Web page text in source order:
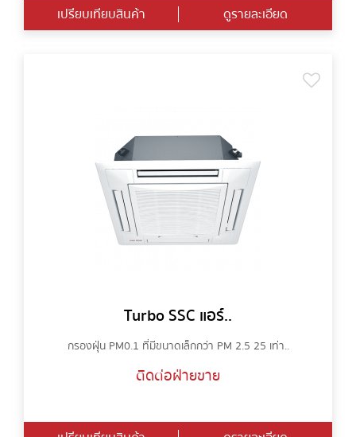
เปรียบเทียบสินค้า ดูรายละเอียด
Turbo SSC แอร์..
กรองฝุ่น PM0.1 ที่มีขนาดเล็กกว่า PM 2.5 25 เท่า..
ติดต่อฝ่ายขาย